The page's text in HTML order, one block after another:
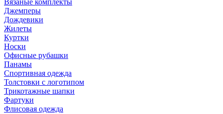
Вязаные комплекты
Джемперы
Дождевики
Жилеты
Куртки
Носки
Офисные рубашки
Панамы
Спортивная одежда
Толстовки с логотипом
Трикотажные шапки
Фартуки
Флисовая одежда